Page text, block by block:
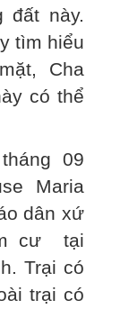
đất này.
tìm hiểu
Cha
có thể
09
Maria
dân xứ
cư tại
Trại có
trại có